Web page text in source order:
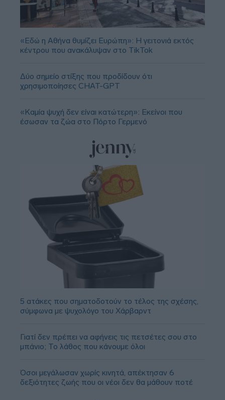
«Εδώ η Αθήνα θυμίζει Ευρώπη»: H γειτονιά εκτός
κέντρου που ανακάλυψαν στο TikTok
Δύο σημείο στίξης που προδίδουν ότι
χρησιμοποίησες CHAT-GPT
«Καμία ψυχή δεν είναι κατώτερη»: Εκείνοι που
έσωσαν τα ζώα στο Πόρτο Γερμενό
5 ατάκες που σηματοδοτούν το τέλος της σχέσης,
σύμφωνα με ψυχολόγο του Χάρβαρντ
Γιατί δεν πρέπει να αφήνεις τις πετσέτες σου στο
μπάνιο; Το λάθος που κάνουμε όλοι
Όσοι μεγάλωσαν χωρίς κινητά, απέκτησαν 6
δεξιότητες ζωής που οι νέοι δεν θα μάθουν ποτέ